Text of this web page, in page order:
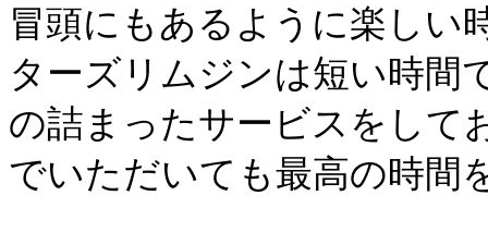
冒頭にもあるように楽しい
ターズリムジンは短い時間
の詰まったサービスをして
でいただいても最高の時間